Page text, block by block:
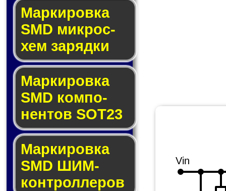
Маркировка
SMD мик­рос­
хем за­ряд­ки
Маркировка
SMD ком­по­
нен­тов SOT23
Маркировка
SMD ШИМ-
кон­трол­ле­ров
Vin